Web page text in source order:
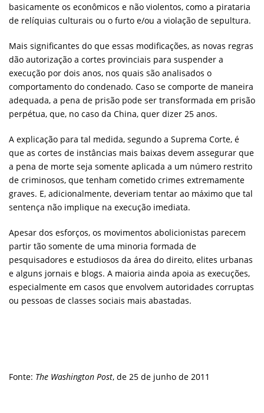
basicamente os econômicos e não violentos, como a pirataria
de relíquias culturais ou o furto e/ou a violação de sepultura.
Mais significantes do que essas modificações, as novas regras
dão autorização a cortes provinciais para suspender a
execução por dois anos, nos quais são analisados o
comportamento do condenado. Caso se comporte de maneira
adequada, a pena de prisão pode ser transformada em prisão
perpétua, que, no caso da China, quer dizer 25 anos.
A explicação para tal medida, segundo a Suprema Corte, é
que as cortes de instâncias mais baixas devem assegurar que
a pena de morte seja somente aplicada a um número restrito
de criminosos, que tenham cometido crimes extremamente
graves. E, adicionalmente, deveriam tentar ao máximo que tal
sentença não implique na execução imediata.
Apesar dos esforços, os movimentos abolicionistas parecem
partir tão somente de uma minoria formada de
pesquisadores e estudiosos da área do direito, elites urbanas
e alguns jornais e blogs. A maioria ainda apoia as execuções,
especialmente em casos que envolvem autoridades corruptas
ou pessoas de classes sociais mais abastadas.
Fonte: The Washington Post, de 25 de junho de 2011